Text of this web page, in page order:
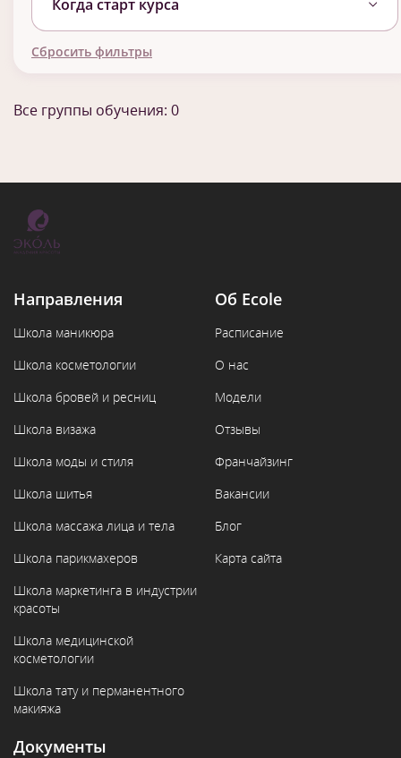
Когда старт курса
Сбросить фильтры
Все группы обучения: 0
Направления
Школа маникюра
Школа косметологии
Школа бровей и ресниц
Школа визажа
Школа моды и стиля
Школа шитья
Школа массажа лица и тела
Школа парикмахеров
Школа маркетинга в индустрии
красоты
Школа медицинской
косметологии
Школа тату и перманентного
макияжа
Об Ecole
Расписание
О нас
Модели
Отзывы
Франчайзинг
Вакансии
Блог
Карта сайта
Документы